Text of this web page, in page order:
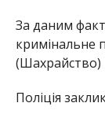
За даним
кримінальне
(Шахрайство)
Поліція